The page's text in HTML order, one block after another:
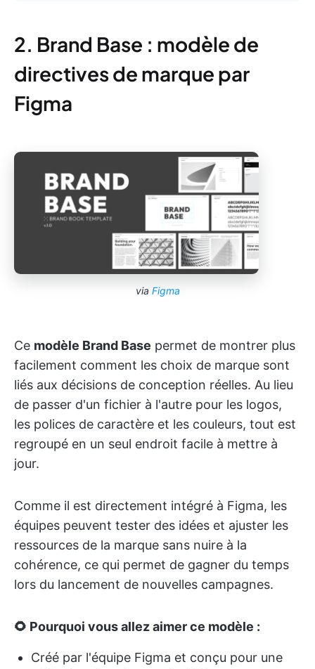
2. Brand Base : modèle de
directives de marque par
Figma
via Figma
Ce modèle Brand Base permet de montrer plus
facilement comment les choix de marque sont
liés aux décisions de conception réelles. Au lieu
de passer d'un fichier à l'autre pour les logos,
les polices de caractère et les couleurs, tout est
regroupé en un seul endroit facile à mettre à
jour.
Comme il est directement intégré à Figma, les
équipes peuvent tester des idées et ajuster les
ressources de la marque sans nuire à la
cohérence, ce qui permet de gagner du temps
lors du lancement de nouvelles campagnes.
🌻 Pourquoi vous allez aimer ce modèle :
Créé par l'équipe Figma et conçu pour une